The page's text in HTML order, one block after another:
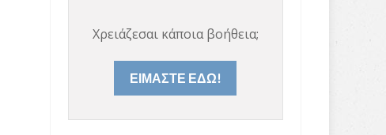
Χρειάζεσαι κάποια βοήθεια;
ΕΙΜΑΣΤΕ ΕΔΩ!